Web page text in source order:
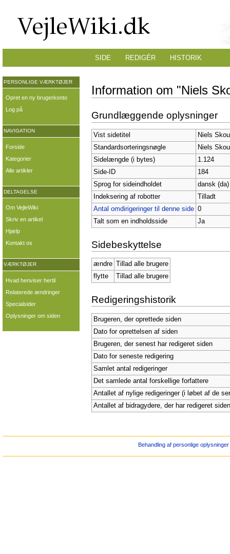
Information om "Niels
Grundlæggende oplysninger
Vist sidetitel
Niels
Standardsorteringsnøgle
Niels
Sidelængde (i bytes)
1.124
Side-ID
184
Sprog for sideindholdet
dansk (da)
Indeksering af robotter
Tilladt
Antal omdirigeringer til denne side 0
Talt som en indholdsside
Ja
Sidebeskyttelse
ændre
Tillad alle brugere
flytte
Tillad alle brugere
Redigeringshistorik
Brugeren, der oprettede siden
Dato for oprettelsen af siden
Brugeren, der senest har redigeret siden
Dato for seneste redigering
Samlet antal redigeringer
Det samlede antal forskellige forfattere
Antallet af nylige redigeringer (i løbet af de
Antallet af bidragydere, der har redigeret
SIDE REDIGÉR HISTORIK
PERSONLIGE VÆRKTØJER
Opret en ny brugerkonto
Log på
NAVIGATION
Forside
Kategorier
Alle artikler
DELTAGELSE
Om VejleWiki
Skriv en artikel
Hjælp
Kontakt os
VÆRKTØJER
Hvad henviser hertil
Relaterede ændringer
Specialsider
Oplysninger om siden
Behandling af personlige oplysninger